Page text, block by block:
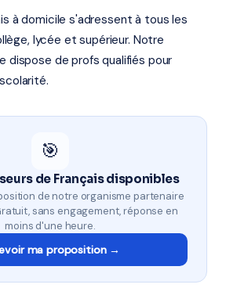
à domicile s'adressent à tous les
lycée et supérieur. Notre
dispose de profs qualifiés pour
🎯
de Français disponibles
de notre organisme partenaire
sans engagement, réponse en
moins d'une heure.
ma proposition →